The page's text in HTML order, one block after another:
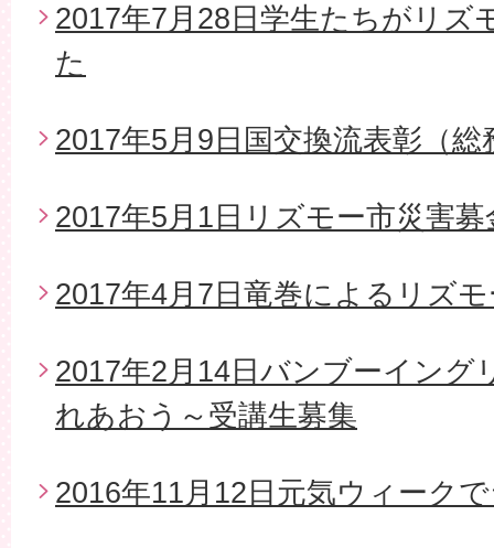
2017年7月28日学生たちがリズ
た
2017年5月9日国交換流表彰（総
2017年5月1日リズモー市災害
2017年4月7日竜巻によるリズ
2017年2月14日バンブーイング
れあおう～受講生募集
2016年11月12日元気ウィーク